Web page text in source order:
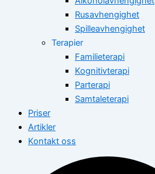
Rusavhengighet
Spilleavhengighet
Terapier
Familieterapi
Kognitivterapi
Parterapi
Samtaleterapi
Priser
Artikler
Kontakt oss